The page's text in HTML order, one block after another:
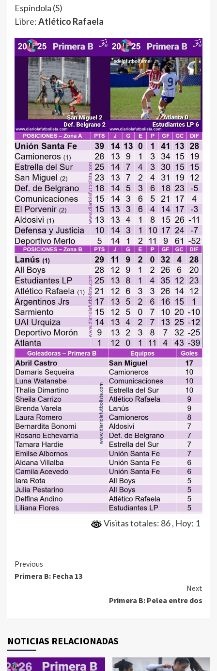
Espíndola (S)
Libre:Atlético Rafaela
Visitas totales: 86, Hoy: 1
Continue
Reading
Previous
Primera B: Fecha 13
Next
Primera B: Pelea entre dos
NOTICIAS RELACIONADAS